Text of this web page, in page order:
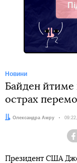
Новини
Байден йтиме
острах
Автор:
Олександра Амру Дата:
Президент США